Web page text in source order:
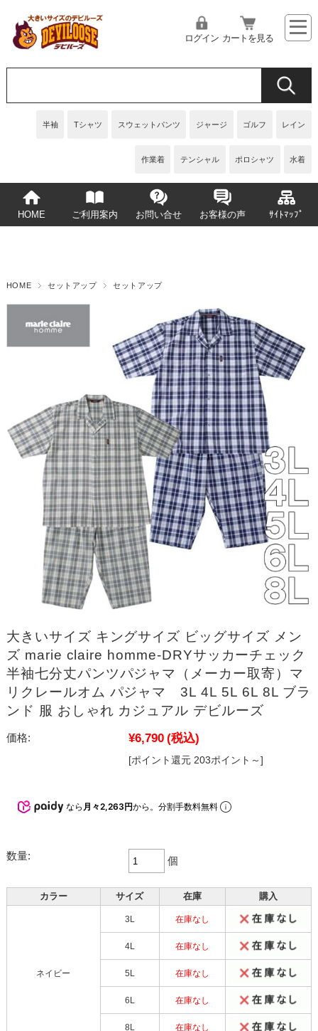
半袖 Tシャツ スウェットパンツ ジャージ ゴルフ レイン
作業着 テンシャル ポロシャツ 水着
ログイン カートを見る
HOME ご利用案内 お問い合せ お客様の声 ｻｲﾄﾏｯﾌﾟ
HOME セットアップ セットアップ
大きいサイズ キングサイズ ビッグサイズ メン
ズ marie claire homme-DRYサッカーチェック
半袖七分丈パンツパジャマ（メーカー取寄）マ
リクレールオム パジャマ 3L 4L 5L 6L 8L ブラ
ンド 服 おしゃれ カジュアル デビルーズ
価格: ¥6,790 (税込)
[ポイント還元 203ポイント～]
なら 月々2,263円から。分割手数料無料
数量: 個
カラー サイズ 在庫 購入
ネイビー
3L 在庫なし
4L 在庫なし
5L 在庫なし
6L 在庫なし
8L 在庫なし